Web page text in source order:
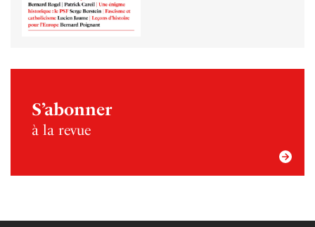
S’abonner
à la revue